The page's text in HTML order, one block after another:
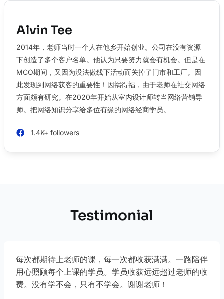
Alvin Tee
2014年，老师当时一个人在他乡开始创业。公司在没有资源
下创造了多个客户名单。他认为只要努力就会有机会。但是在
MCO期间，又因为没法做线下活动而关掉了门市和工厂。因
此发现到网络获客的重要性！因祸得福，由于老师在社交网络
方面颇有研究。在2020年开始从室内设计师转当网络营销导
师。把网络知识分享给多位有缘的网络经商学员。
1.4K+ followers
Testimonial
每次都期待上老师的课，每一次都收获满满。一路陪伴
用心照顾每个上课的学员。学员收获远远超过老师的收
费。没有学不会，只有不学会。谢谢老师！